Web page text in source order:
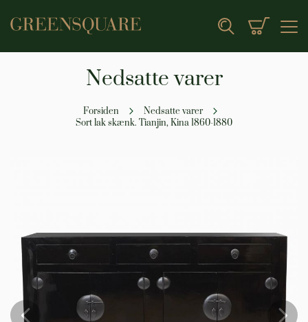
Search Min
Nedsatte varer
Forsiden
Nedsatte varer
Sort lak skænk. Tianjin, Kina 1860-1880